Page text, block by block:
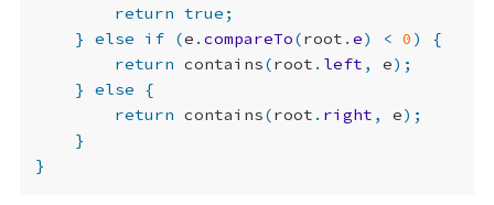
return true ;
}
else if (e .compareTo(root .e) < 0 )
{
return contains(root . left , e);
}
else
{
return contains(root . right , e);
}
}